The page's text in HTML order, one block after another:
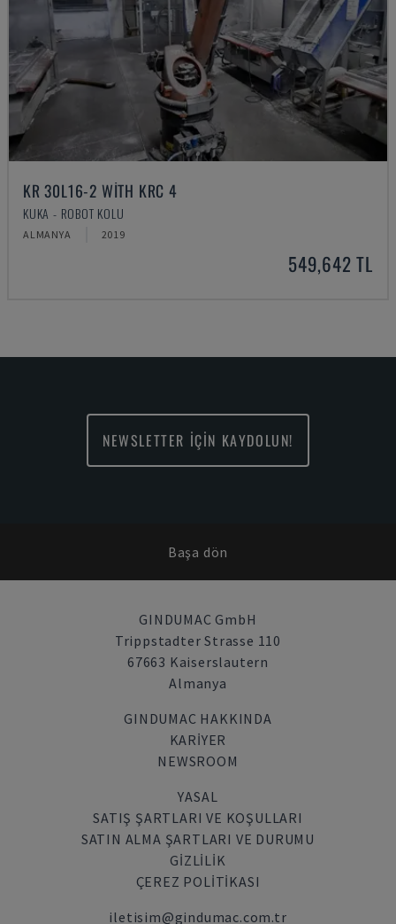
KR 30L16-2 WITH KRC 4
KUKA - ROBOT KOLU
ALMANYA 2019
549,642 TL
NEWSLETTER İÇİN KAYDOLUN!
Başa dön
GINDUMAC GmbH
Trippstadter Strasse 110
67663 Kaiserslautern
Almanya
GINDUMAC HAKKINDA
KARIYER
NEWSROOM
YASAL
SATIŞ ŞARTLARI VE KOŞULLARI
SATIN ALMA ŞARTLARI VE DURUMU
GİZLİLİK
ÇEREZ POLITIKASI
iletisim@gindumac.com.tr